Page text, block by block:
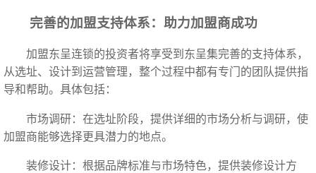
完善的加盟支持体系：助力加盟商成功
加盟东呈连锁的投资者将享受到东呈集完善的支持体系，
从选址、设计到运营管理，整个过程中都有专门的团队提供指
导和帮助。具体包括：
市场调研：在选址阶段，提供详细的市场分析与调研，使
加盟商能够选择更具潜力的地点。
装修设计：根据品牌标准与市场特色，提供装修设计方